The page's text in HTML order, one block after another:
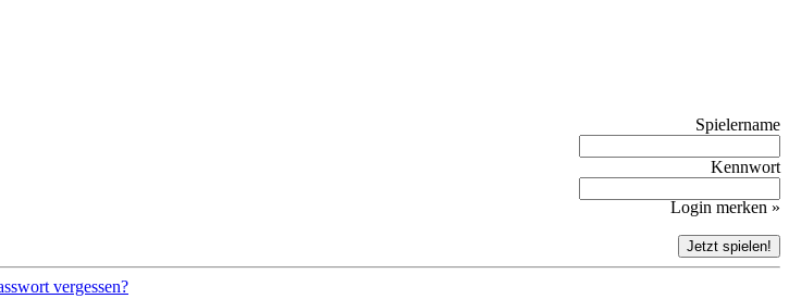
Spielername
Kennwort
Login merken »
vergessen?